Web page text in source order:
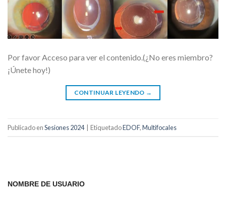
Por favor Acceso para ver el contenido.(¿No eres miembro?
¡Únete hoy!)
CONTINUAR LEYENDO →
Publicado enSesiones 2024 EtiquetadoEDOF,Multifocales
NOMBRE DE USUARIO